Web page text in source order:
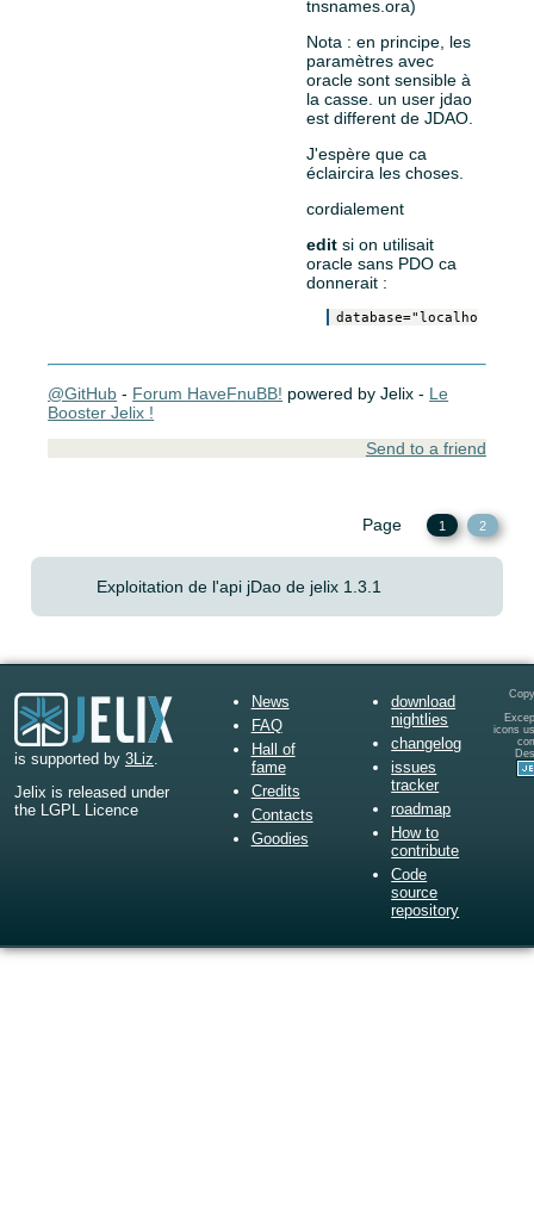
tnsnames.ora)
Nota : en principe, les
paramètres avec
oracle sont sensible à
la casse. un user jdao
est different de JDAO.
J'espère que ca
éclaircira les choses.
cordialement
editsi on utilisait
oracle sans PDO ca
donnerait :
@GitHub - Forum HaveFnuBB! powered by Jelix - Le
Booster Jelix !
Send to a friend
Page 1 2
Exploitation de l'api jDao de jelix 1.3.1
is supported by 3Liz
Jelix is released under
the LGPL Licence
News
FAQ
Hall of
fame
Credits
Contacts
Goodies
download
nightlies
changelog
issues
tracker
roadmap
How to
contribute
Code
source
repository
icons